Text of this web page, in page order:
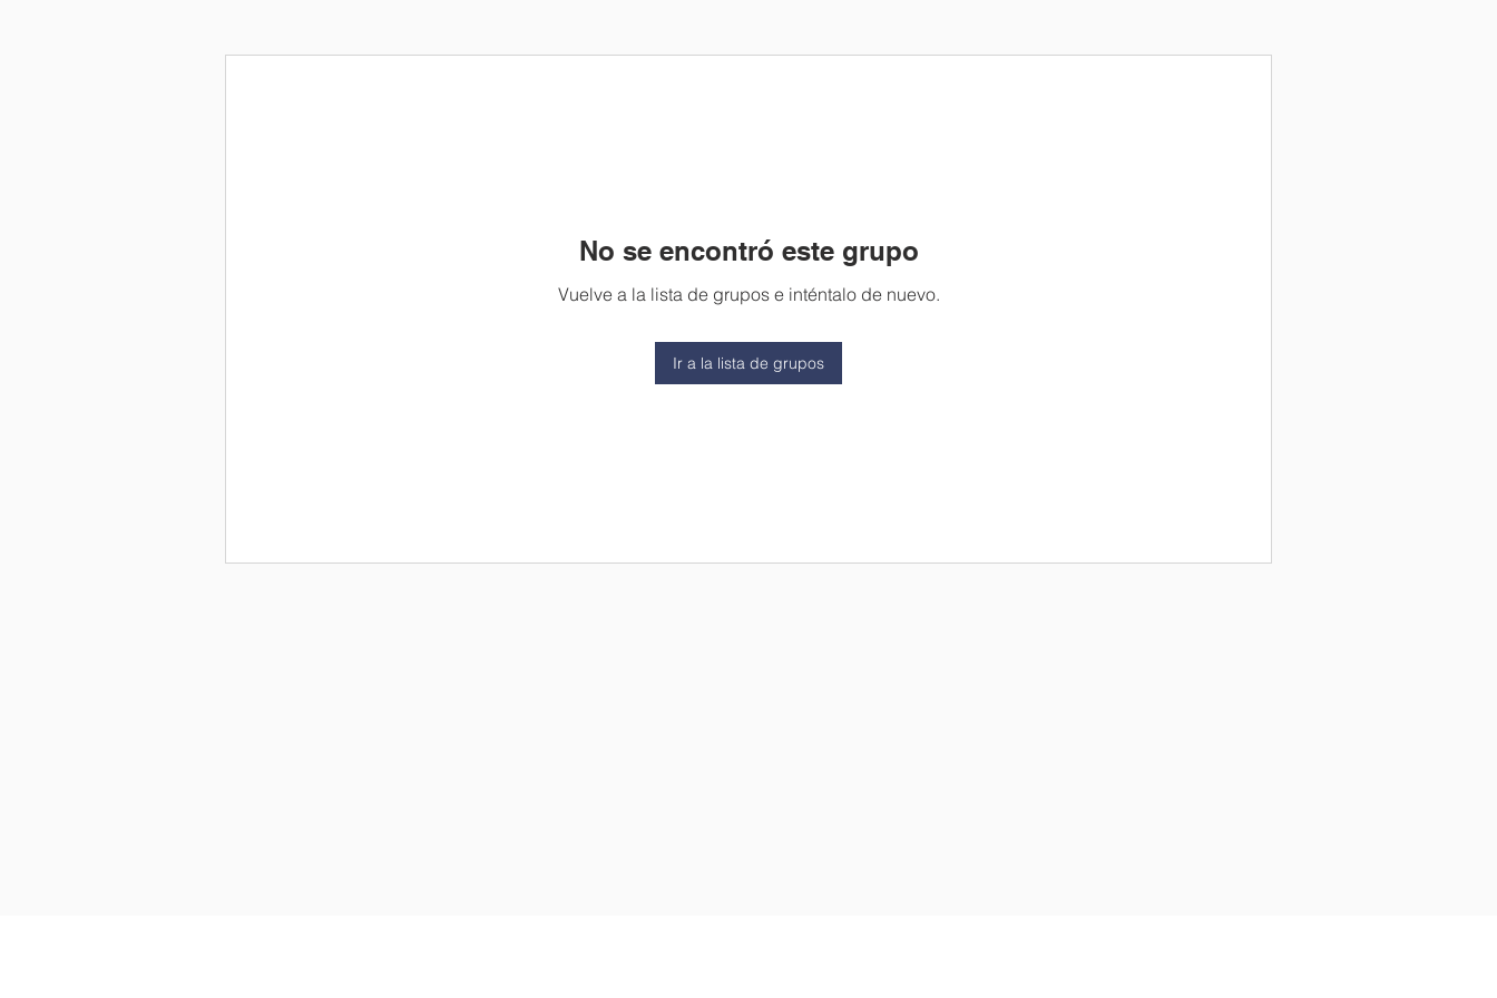
No se encontró este grupo
Vuelve a la lista de grupos e inténtalo de nuevo.
Ir a la lista de grupos